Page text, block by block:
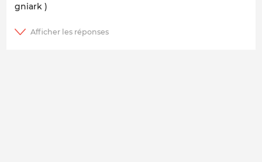
gniark )